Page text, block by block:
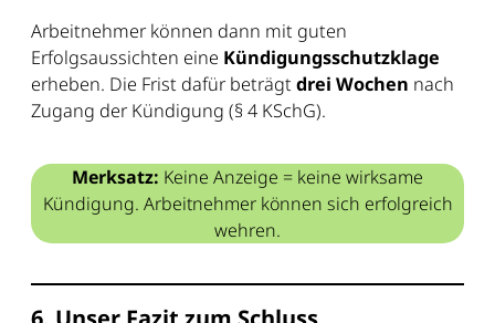
Arbeitnehmer können dann mit guten
Erfolgsaussichten eine Kündigungsschutzklage
erheben. Die Frist dafür beträgtdrei Wochen nach
Zugang der Kündigung (§ 4 KSchG).
Merksatz: Keine Anzeige = keine wirksame
Kündigung. Arbeitnehmer können sich erfolgreich
wehren.